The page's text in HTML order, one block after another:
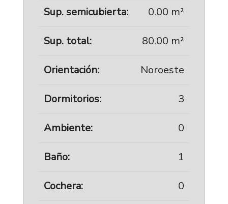
Sup. semicubierta: 0.00 m²
Sup. total: 80.00 m²
Orientación: Noroeste
Dormitorios: 3
Ambiente: 0
Baño: 1
Cochera: 0